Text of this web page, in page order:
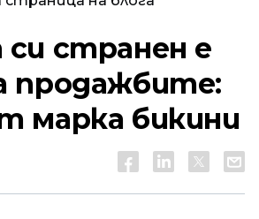
странен е
продажбите:
марка бикини